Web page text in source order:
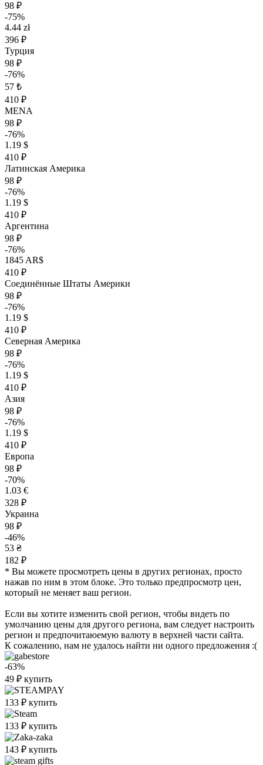
98 ₽
-75%
4.44 zł
396 ₽
Турция
98 ₽
-76%
57 ₺
410 ₽
MENA
98 ₽
-76%
1.19 $
410 ₽
Латинская Америка
98 ₽
-76%
1.19 $
410 ₽
Аргентина
98 ₽
-76%
1845 AR$
410 ₽
Соединённые Штаты Америки
98 ₽
-76%
1.19 $
410 ₽
Северная Америка
98 ₽
-76%
1.19 $
410 ₽
Азия
98 ₽
-76%
1.19 $
410 ₽
Европа
98 ₽
-70%
1.03 €
328 ₽
Украина
98 ₽
-46%
53 ₴
182 ₽
* Вы можете просмотреть цены в других регионах, просто
нажав по ним в этом блоке. Это только предпросмотр цен,
который не меняет ваш регион.
Если вы хотите изменить свой регион, чтобы видеть по
умолчанию цены для другого региона, вам следует настроить
регион и предпочитаюемую валюту в верхней части сайта.
К сожалению, нам не удалось найти ни одного предложения :(
-63%
49 ₽ купить
133 ₽ купить
133 ₽ купить
143 ₽ купить